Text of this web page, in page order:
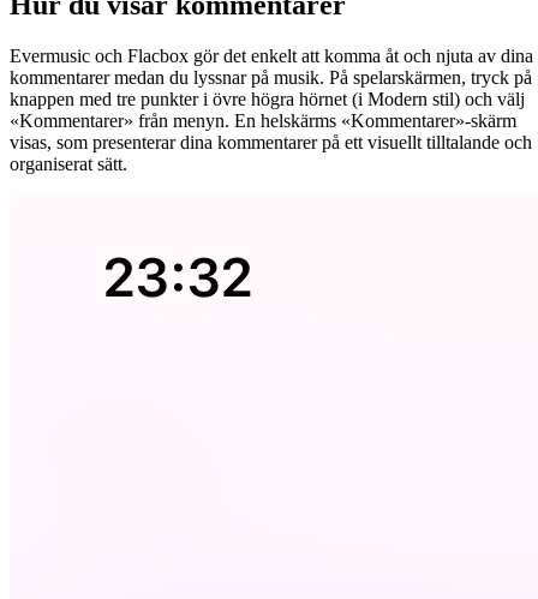
Evermusic och Flacbox gör det enkelt att komma åt och njuta av dina
kommentarer medan du lyssnar på musik. På spelarskärmen, tryck på
knappen med tre punkter i övre högra hörnet (i Modern stil) och välj
«Kommentarer» från menyn. En helskärms «Kommentarer»-skärm
visas, som presenterar dina kommentarer på ett visuellt tilltalande och
organiserat sätt.